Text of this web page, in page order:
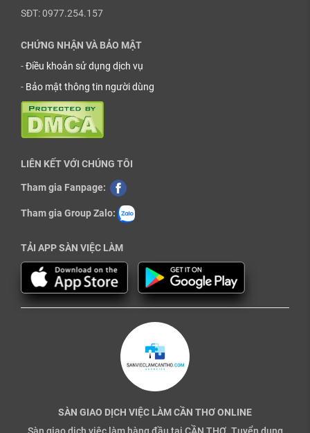
SĐT: 0977.254.157
CHỨNG NHẬN VÀ BẢO MẬT
-Điều khoản sử dụng dịch vụ
- Bảo mật thông tin người dùng
LIÊN KẾT VỚI CHÚNG TÔI
Tham gia Fanpage:
Tham gia Group Zalo:
TẢI APP SÀN VIỆC LÀM
SÀN GIAO DỊCH VIỆC LÀM CẦN THƠ ONLINE